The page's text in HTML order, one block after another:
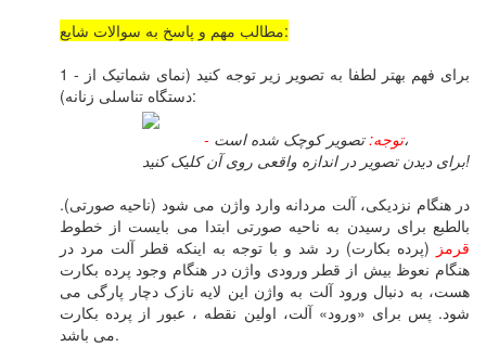
مطالب مهم و پاسخ به سوالات شایع:
1 - برای فهم بهتر لطفا به تصویر زیر توجه کنید (نمای شماتیک از
دستگاه تناسلی زنانه):
- توجه:تصویر کوچک شده است،
برای دیدن تصویر در اندازه واقعی روی آن کلیک کنید!
در هنگام نزدیکی، آلت مردانه وارد واژن می شود (ناحیه صورتی).
بالطبع برای رسیدن به ناحیه صورتی ابتدا می بایست از خطوط
قرمز (پرده بکارت) رد شد و با توجه به اینکه قطر آلت مرد در
هنگام نعوظ بیش از قطر ورودی واژن در هنگام وجود پرده بکارت
هست، به دنبال ورود آلت به واژن این لایه نازک دچار پارگی می
شود. پس برای «ورود» آلت، اولین نقطه ، عبور از پرده بکارت
می باشد.